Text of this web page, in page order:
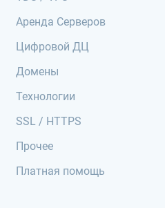
Аренда Серверов
Цифровой ДЦ
Домены
Технологии
SSL / HTTPS
Прочее
Платная помощь